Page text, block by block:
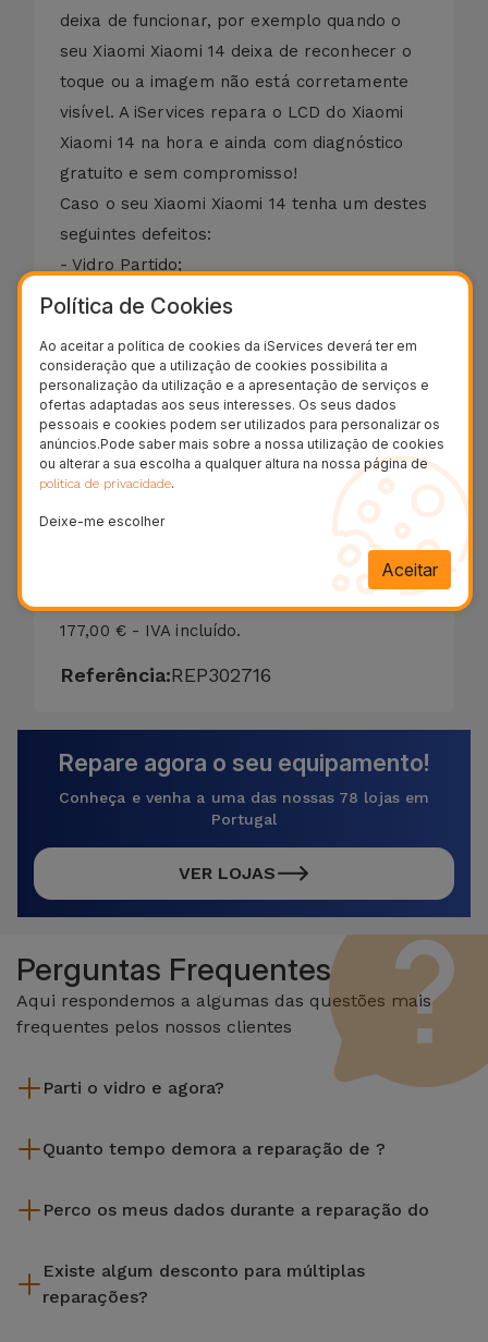
deixa de funcionar, por exemplo quando o
seu Xiaomi Xiaomi 14 deixa de reconhecer o
toque ou a imagem não está corretamente
visível. A iServices repara o LCD do Xiaomi
Xiaomi 14 na hora e ainda com diagnóstico
gratuito e sem compromisso!
Caso o seu Xiaomi Xiaomi 14 tenha um destes
seguintes defeitos:
- Vidro Partido;
- Ecrã com Manchas (Derrame);
- Vidro Estilhaçado ou Rachado;
- LCD com Cores Distorcidas;
- Ecrã Preto;
- Display Danificado;
- Touch Descalibrado ou sem Resposta.
Efetuamos a reparação do ecrã do Xiaomi
Xiaomi 14 em apenas 20 minutos. A garantia
da substituição do vidro do Xiaomi Xiaomi 14
177,00 € - IVA incluído.
Referência:REP302716
Repare agora o seu equipamento!
Conheça e venha a uma das nossas 78 lojas em
Portugal
VER LOJAS
Perguntas Frequentes
Aqui respondemos a algumas das questões mais
frequentes pelos nossos clientes
Parti o vidro e agora?
a loja mais próxima de si.
Quanto tempo demora a reparação de ?
efetuada em aproximadamente 20 a 30 minutos.
Perco os meus dados durante a reparação do
sempre recomendável fazer um backup. A página também
menciona um serviço de Passagem de Dados (29,95 €) caso
Existe algum desconto para múltiplas
reparações?
Política de Cookies
Ao aceitar a política de cookies da iServices deverá ter em
consideração que a utilização de cookies possibilita a
personalização da utilização e a apresentação de serviços e
ofertas adaptadas aos seus interesses. Os seus dados
pessoais e cookies podem ser utilizados para personalizar os
anúncios.Pode saber mais sobre a nossa utilização de cookies
ou alterar a sua escolha a qualquer altura na nossa página de
política de privacidade.
Deixe-me escolher
Aceitar